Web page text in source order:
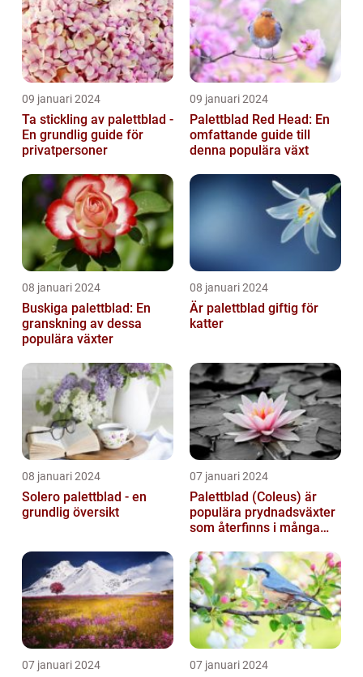
09 januari 2024
Ta stickling av palettblad -
En grundlig guide för
privatpersoner
09 januari 2024
Palettblad Red Head: En
omfattande guide till
denna populära växt
08 januari 2024
Buskiga palettblad: En
granskning av dessa
populära växter
08 januari 2024
Är palettblad giftig för
katter
08 januari 2024
Solero palettblad - en
grundlig översikt
07 januari 2024
Palettblad (Coleus) är
populära prydnadsväxter
som återfinns i många
trädgårdar...
07 januari 2024 07 januari 2024